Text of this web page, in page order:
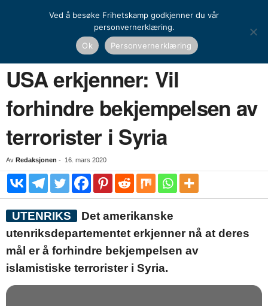
USA erkjenner: Vil forhindre bekjempelsen av terrorister i Syria
USA erkjenner: Vil
forhindre bekjempelsen av
terrorister i Syria
Av Redaksjonen - 16. mars 2020
UTENRIKS
Det amerikanske
utenriksdepartementet erkjenner nå at deres
mål er å forhindre bekjempelsen av
islamistiske terrorister i Syria.
Ved å besøke Frihetskamp godkjenner du vår
personvernerklæring.
Ok
Personvernerklæring